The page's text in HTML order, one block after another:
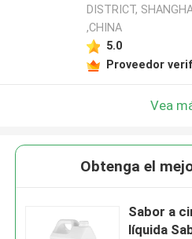
DISTRICT,
,CHINA
5.0
Proveedor
Vea
Obtenga el
Sabor a
líquida